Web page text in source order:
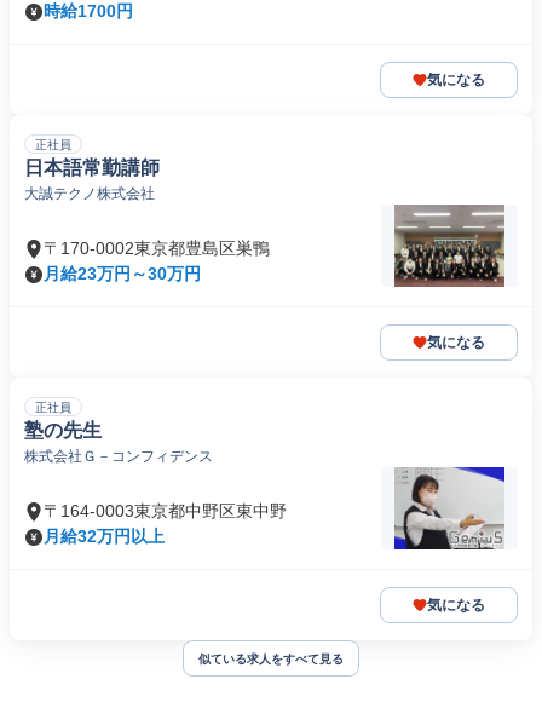
時給1700円
気になる
正社員
日本語常勤講師
大誠テクノ株式会社
〒170-0002東京都豊島区巣鴨
月給23万円～30万円
気になる
正社員
塾の先生
株式会社Ｇ－コンフィデンス
〒164-0003東京都中野区東中野
月給32万円以上
気になる
似ている求人をすべて見る